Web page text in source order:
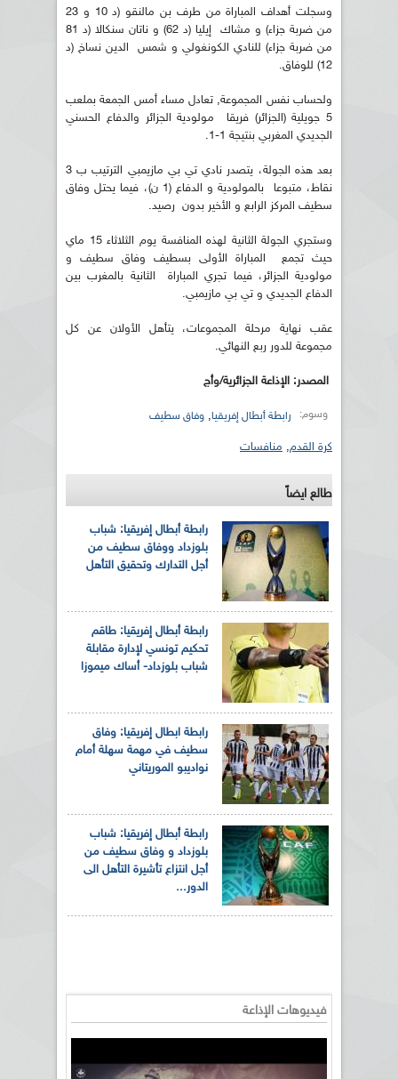
وسجلت أهداف المباراة من طرف بن مالنقو (د 10 و 23
من ضربة جزاء) و مشاك إيليا (د 62) و ناتان سنكالا (د 81
من ضربة جزاء) للنادي الكونغولي و شمس الدين نساخ (د
12) للوفاق.
ولحساب نفس المجموعة, تعادل مساء أمس الجمعة بملعب
5 جويلية (الجزائر) فريقا مولودية الجزائر والدفاع الحسني
الجديدي المغربي بنتيجة 1-1.
بعد هذه الجولة، يتصدر نادي تي بي مازيمبي الترتيب ب 3
نقاط، متبوعا بالمولودية و الدفاع (1 ن)، فيما يحتل وفاق
سطيف المركز الرابع و الأخير بدون رصيد.
وستجري الجولة الثانية لهذه المنافسة يوم الثلاثاء 15 ماي
حيث تجمع المباراة الأولى بسطيف وفاق سطيف و
مولودية الجزائر، فيما تجري المباراة الثانية بالمغرب بين
الدفاع الجديدي و تي بي مازيمبي.
عقب نهاية مرحلة المجموعات، يتأهل الأولان عن كل
مجموعة للدور ربع النهائي.
المصدر: الإذاعة الجزائرية/وأج
وسوم: رابطة أبطال إفريقيا, وفاق سطيف
كرة القدم, منافسات
طالع ايضاً
رابطة أبطال إفريقيا: شباب
بلوزداد ووفاق سطيف من
أجل التدارك وتحقيق التأهل
رابطة أبطال إفريقيا: طاقم
تحكيم تونسي لإدارة مقابلة
شباب بلوزداد- أساك ميموزا
رابطة ابطال إفريقيا: وفاق
سطيف في مهمة سهلة أمام
نواديبو الموريتاني
رابطة أبطال إفريقيا: شباب
بلوزداد و وفاق سطيف من
أجل انتزاع تأشيرة التأهل الى
الدور...
فيديوهات الإذاعة